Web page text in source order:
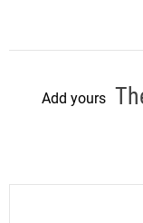
Add yours